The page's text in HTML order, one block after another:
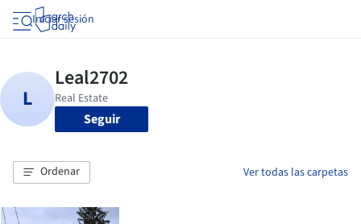
Iniciar sesión
Seguir
Ordenar Ver todas las carpetas